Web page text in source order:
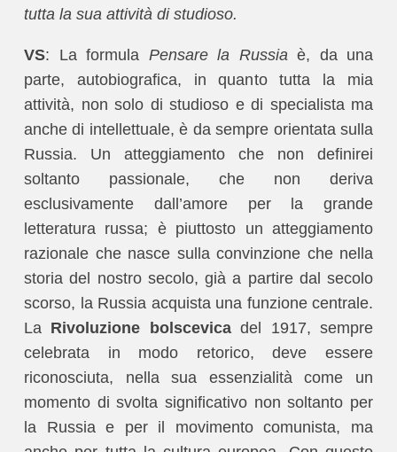
tutta la sua attività di studioso.
VS: La formula Pensare la Russiaè, da una
parte, autobiografica, in quanto tutta la mia
attività, non solo di studioso e di specialista ma
anche di intellettuale, è da sempre orientata sulla
Russia. Un atteggiamento che non definirei
soltanto passionale, che non deriva
esclusivamente dall’amore per la grande
letteratura russa; è piuttosto un atteggiamento
razionale che nasce sulla convinzione che nella
storia del nostro secolo, già a partire dal secolo
scorso, la Russia acquista una funzione centrale.
La Rivoluzione bolscevicadel 1917, sempre
celebrata in modo retorico, deve essere
riconosciuta, nella sua essenzialità come un
momento di svolta significativo non soltanto per
la Russia e per il movimento comunista, ma